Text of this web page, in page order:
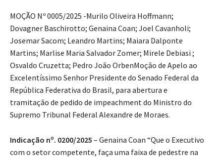
MOÇÃO Nº 0005/2025 -Murilo Oliveira Hoffmann;
Dovagner Baschirotto; Genaina Coan; Joel Cavanholi;
Josemar Sacom; Leandro Martins; Maiara Dalponte
Martins; Marlise Maria Salvador Zomer; Mirele Debiasi ;
Osvaldo Cruzetta; Pedro João OrbenMoção de Apelo ao
Excelentíssimo Senhor Presidente do Senado Federal da
República Federativa do Brasil, para abertura e
tramitação de pedido de impeachment do Ministro do
Supremo Tribunal Federal Alexandre de Moraes.
Indicação nº. 0200/2025 – Genaina Coan “Que o Executivo
com o setor competente, faça uma faixa de pedestre na